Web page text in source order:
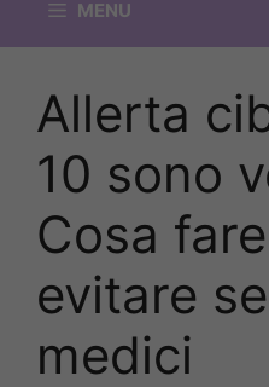
MENU
Allerta
10 sono
Cosa
evitare
medici